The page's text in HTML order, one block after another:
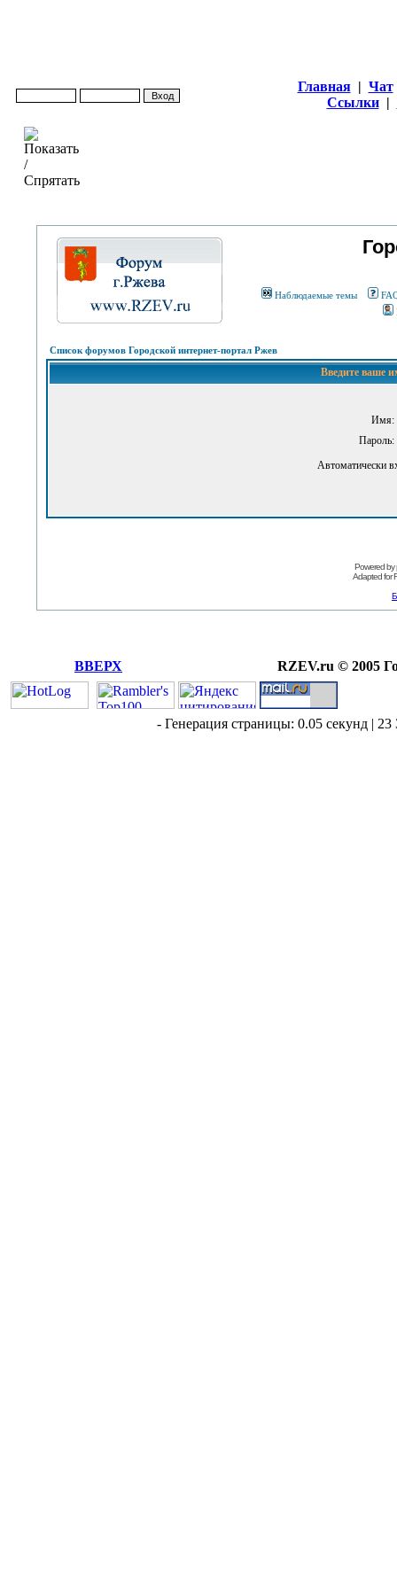
Главная | Чат
Ссылки |
Наблюдаемые темы
Список форумов Городской интернет-портал Ржев
Введите ваше
Имя:
Пароль:
Автоматически
Powered by
Adapted for
ВВЕРХ RZEV.ru © 2005
- Генерация страницы: 0.05 секунд |